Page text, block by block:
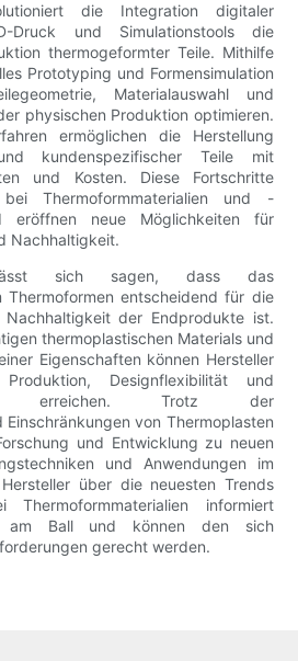
die Integration digitaler
Druck und Simulationstools die
thermogeformter Teile. Mithilfe
Prototyping und Formensimulation
Materialauswahl und
physischen Produktion optimieren.
ermöglichen die Herstellung
kundenspezifischer Teile mit
und Kosten. Diese Fortschritte
Thermoformmaterialien und -
eröffnen neue Möglichkeiten für
Nachhaltigkeit.
lässt sich sagen, dass das
Thermoformen entscheidend für die
der Endprodukte ist.
thermoplastischen Materials und
Eigenschaften können Hersteller
Designflexibilität und
erreichen. Trotz der
von Thermoplasten
und Entwicklung zu neuen
und Anwendungen im
über die neuesten Trends
informiert
am Ball und können den sich
gerecht werden.